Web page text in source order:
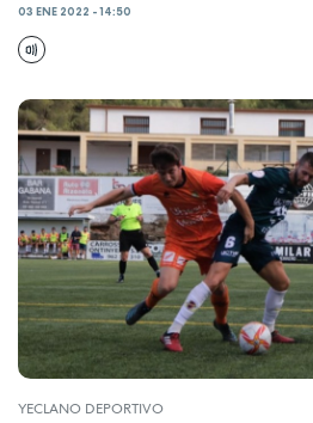
03 ENE 2022 - 14:50
YECLANO DEPORTIVO